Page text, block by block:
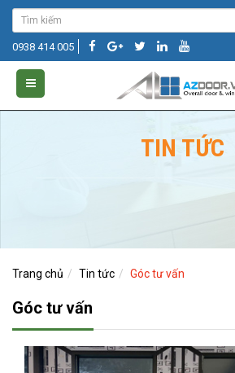
0938 414 005
TIN TỨC
Trang chủ Tin tức Góc tư vấn
Góc tư vấn